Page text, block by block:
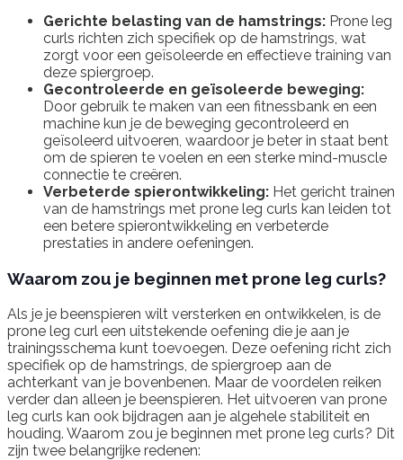
Gerichte belasting van de hamstrings: Prone leg
curls richten zich specifiek op de hamstrings, wat
zorgt voor een geïsoleerde en effectieve training van
deze spiergroep.
Gecontroleerde en geïsoleerde beweging:
Door gebruik te maken van een fitnessbank en een
machine kun je de beweging gecontroleerd en
geïsoleerd uitvoeren, waardoor je beter in staat bent
om de spieren te voelen en een sterke mind-muscle
connectie te creëren.
Verbeterde spierontwikkeling: Het gericht trainen
van de hamstrings met prone leg curls kan leiden tot
een betere spierontwikkeling en verbeterde
prestaties in andere oefeningen.
Waarom zou je beginnen met prone leg curls?
Als je je beenspieren wilt versterken en ontwikkelen, is de
prone leg curl een uitstekende oefening die je aan je
trainingsschema kunt toevoegen. Deze oefening richt zich
specifiek op de hamstrings, de spiergroep aan de
achterkant van je bovenbenen. Maar de voordelen reiken
verder dan alleen je beenspieren. Het uitvoeren van prone
leg curls kan ook bijdragen aan je algehele stabiliteit en
houding. Waarom zou je beginnen met prone leg curls? Dit
zijn twee belangrijke redenen: